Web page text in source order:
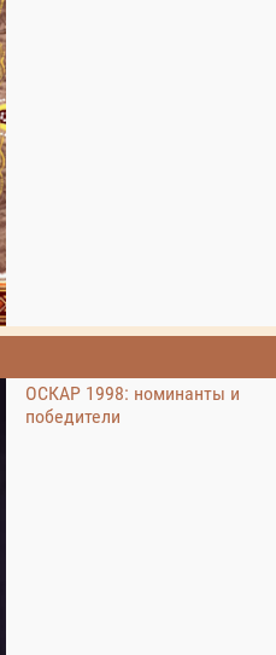
ОСКАР 1998: номинанты и
победители